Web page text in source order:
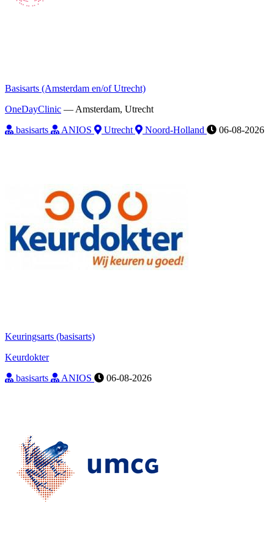
Basisarts (Amsterdam en/of Utrecht)
OneDayClinic — Amsterdam, Utrecht
basisarts
ANIOS Utrecht Noord-Holland 06-08-2026
Keuringsarts (basisarts)
Keurdokter
basisarts
ANIOS 06-08-2026